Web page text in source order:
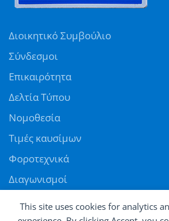
This site uses cookies for analytics
Διοικητικό Συμβούλιο
Σύνδεσμοι
Επικαιρότητα
Δελτία Τύπου
Νομοθεσία
Τιμές καυσίμων
Φοροτεχνικά
Διαγωνισμοί
Αγγελίες